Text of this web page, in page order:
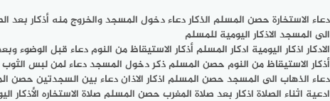
دعاء الاستخارة حصن المسلم الذكار دعاء دخول المسجد والخروج منه أذكار بعد
الى المسجد الاذكار اليومية للمسلم
الادكار اذكار اليومية ادكار المسلم أذكار الاستيقاظ من النوم دعاء قبل الوضوء
أذكار الاستيقاظ من النوم حصن المسلم ذكر دخول المسجد دعاء لمن لبس الثوب
دعاء الذهاب الى المسجد حصن المسلم اذكار الاذان دعاء بين السجدتين حصن
ادعية اثناء الصلاة اذكار بعد صلاة المغرب حصن المسلم صلاة الاستخاره الأذكار